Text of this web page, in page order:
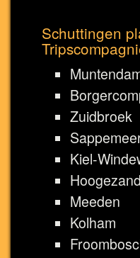
Schuttingen
Zuidbroek
Kiel-
Hoogezand
Meeden
Kolham